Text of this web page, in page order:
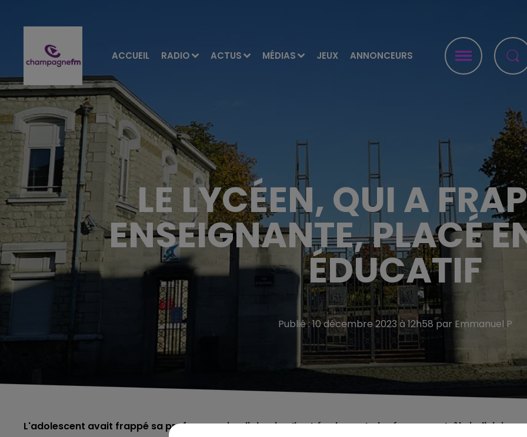
ACCUEIL RADIO ACTUS MÉDIAS JEUX ANNONCEURS
LE LYCÉEN, QUI A
ENSEIGNANTE, PLACÉ
ÉDUCATIF
Publié : 10 décembre 2023 à 12h58 par Emmanuel P
L'adolescent avait frappé sa professeure jeudi dernier. Il est également placé sous contrôle judiciaire